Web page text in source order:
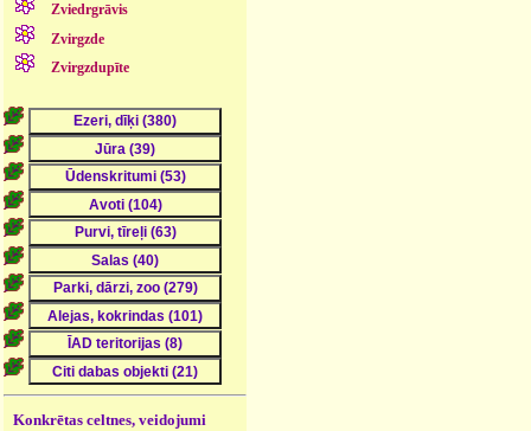
Zviedrgrāvis
Zvirgzde
Zvirgzdupīte
Konkrētas celtnes, veidojumi